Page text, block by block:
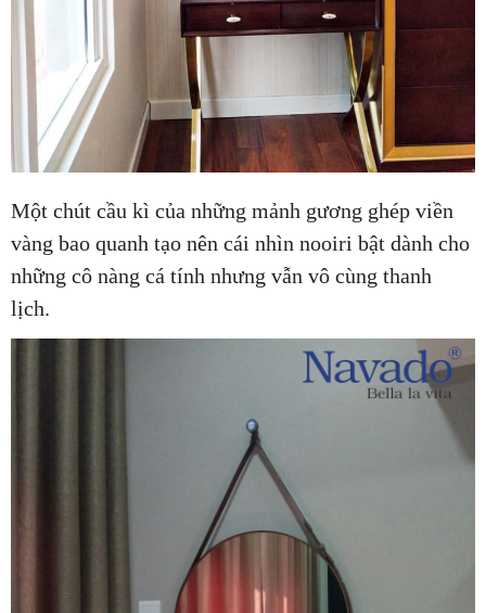
Một chút cầu kì của những mảnh gương ghép viền
vàng bao quanh tạo nên cái nhìn nooiri bật dành cho
những cô nàng cá tính nhưng vẫn vô cùng thanh
lịch.